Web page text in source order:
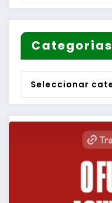
Categorias
Categorias